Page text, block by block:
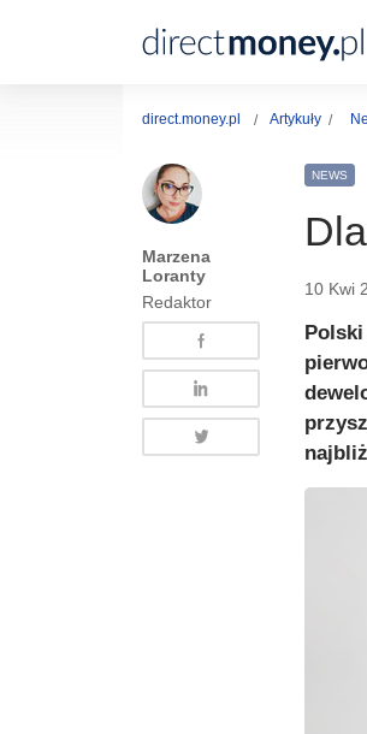
direct.money.pl Artykuły
Marzena
Loranty
Redaktor
NEWS
10 Kwi